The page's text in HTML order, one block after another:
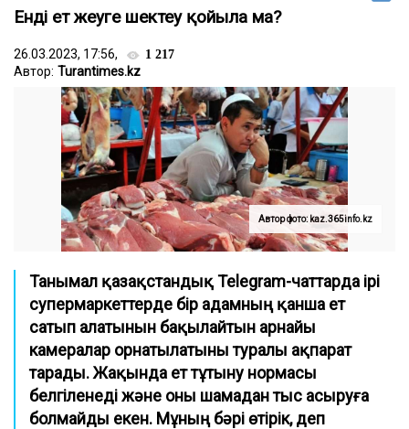
Енді ет жеуге шектеу қойыла ма?
26.03.2023, 17:56, 1 217
Автор: Turantimes.kz
Автор фото: kaz.365info.kz
Танымал қазақстандық Telegram-чаттарда ірі
супермаркеттерде бір адамның қанша ет
сатып алатынын бақылайтын арнайы
камералар орнатылатыны туралы ақпарат
тарады. Жақында ет тұтыну нормасы
белгіленеді және оны шамадан тыс асыруға
болмайды екен. Мұның бәрі өтірік, деп